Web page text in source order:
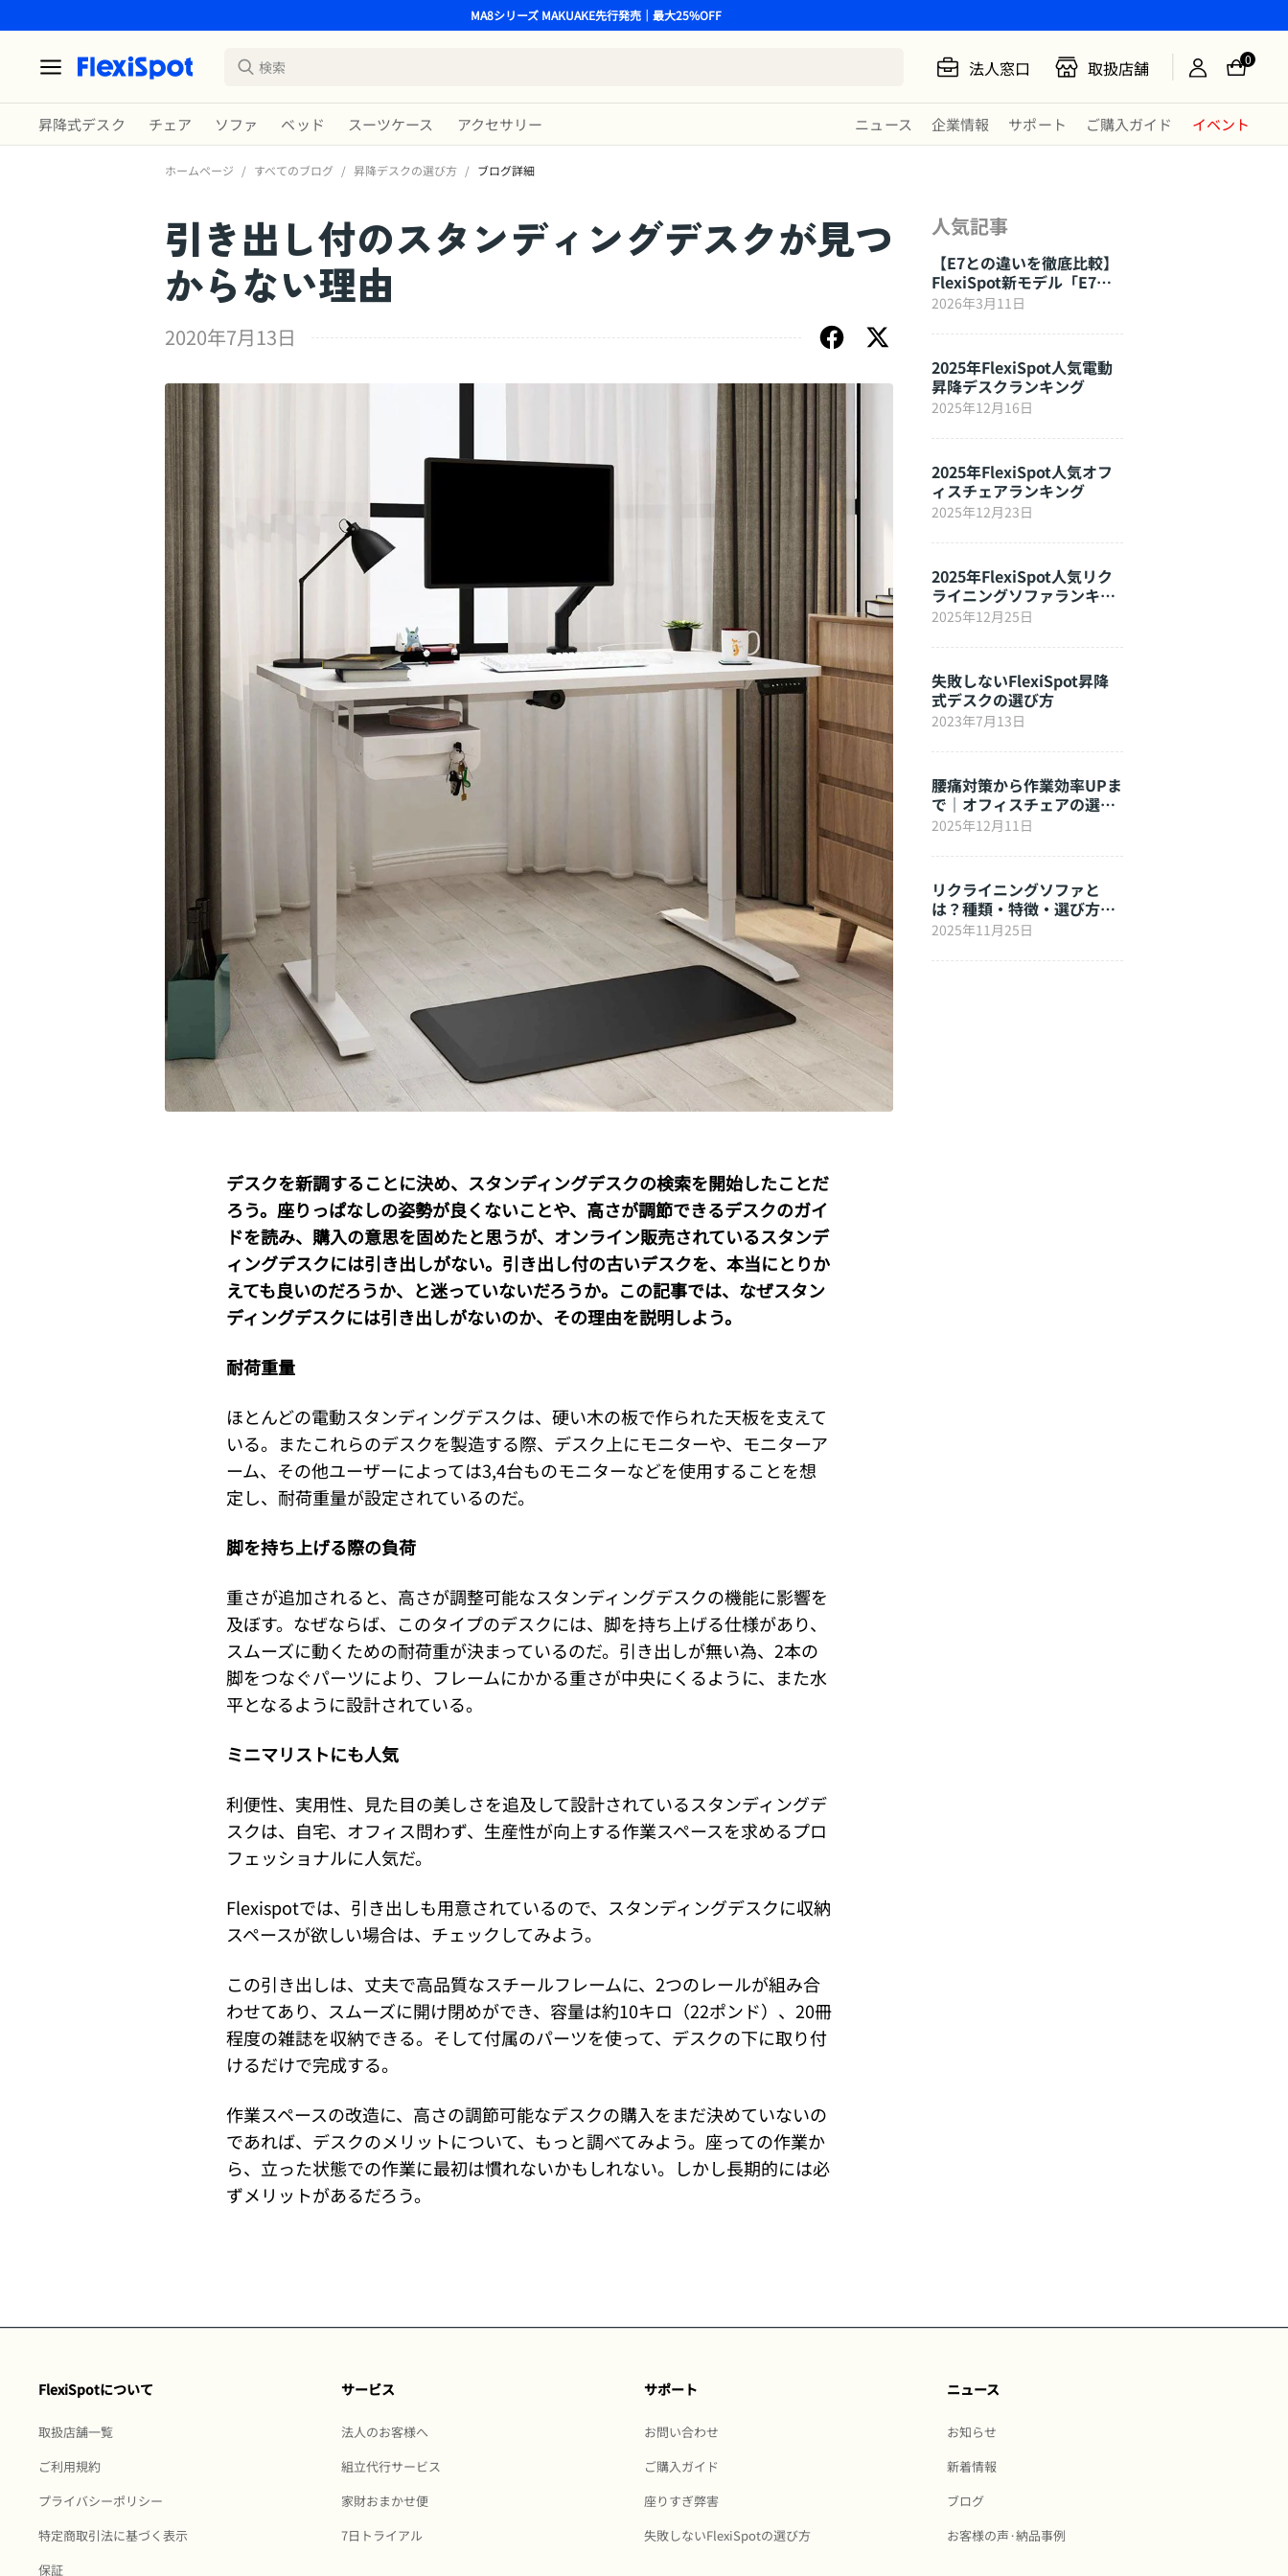
MA8シリーズ MAKUAKE先行発売｜最大25%OFF
法人窓口 取扱店舗 0
昇降式デスク チェア ソファ ベッド スーツケース アクセサリー ニュース 企業情報 サポート ご購入ガイド イベント
ホームページ / すべてのブログ / 昇降デスクの選び方 / ブログ詳細
引き出し付のスタンディングデスクが見つ
からない理由
2020年7月13日
デスクを新調することに決め、スタンディングデスクの検索を開始したことだ
ろう。座りっぱなしの姿勢が良くないことや、高さが調節できるデスクのガイ
ドを読み、購入の意思を固めたと思うが、オンライン販売されているスタンデ
ィングデスクには引き出しがない。引き出し付の古いデスクを、本当にとりか
えても良いのだろうか、と迷っていないだろうか。この記事では、なぜスタン
ディングデスクには引き出しがないのか、その理由を説明しよう。
耐荷重量
ほとんどの電動スタンディングデスクは、硬い木の板で作られた天板を支えて
いる。またこれらのデスクを製造する際、デスク上にモニターや、モニターア
ーム、その他ユーザーによっては3,4台ものモニターなどを使用することを想
定し、耐荷重量が設定されているのだ。
脚を持ち上げる際の負荷
重さが追加されると、高さが調整可能なスタンディングデスクの機能に影響を
及ぼす。なぜならば、このタイプのデスクには、脚を持ち上げる仕様があり、
スムーズに動くための耐荷重が決まっているのだ。引き出しが無い為、2本の
脚をつなぐパーツにより、フレームにかかる重さが中央にくるように、また水
平となるように設計されている。
ミニマリストにも人気
利便性、実用性、見た目の美しさを追及して設計されているスタンディングデ
スクは、自宅、オフィス問わず、生産性が向上する作業スペースを求めるプロ
フェッショナルに人気だ。
Flexispotでは、引き出しも用意されているので、スタンディングデスクに収納
スペースが欲しい場合は、チェックしてみよう。
この引き出しは、丈夫で高品質なスチールフレームに、2つのレールが組み合
わせてあり、スムーズに開け閉めができ、容量は約10キロ（22ポンド）、20冊
程度の雑誌を収納できる。そして付属のパーツを使って、デスクの下に取り付
けるだけで完成する。
作業スペースの改造に、高さの調節可能なデスクの購入をまだ決めていないの
であれば、デスクのメリットについて、もっと調べてみよう。座っての作業か
ら、立った状態での作業に最初は慣れないかもしれない。しかし長期的には必
ずメリットがあるだろう。
人気記事
【E7との違いを徹底比較】
FlexiSpot新モデル「E7
Click」はここが進化した
2026年3月11日
2025年FlexiSpot人気電動
昇降デスクランキング
2025年12月16日
2025年FlexiSpot人気オフ
ィスチェアランキング
2025年12月23日
2025年FlexiSpot人気リク
ライニングソファランキン
グ
2025年12月25日
失敗しないFlexiSpot昇降
式デスクの選び方
2023年7月13日
腰痛対策から作業効率UPま
で｜オフィスチェアの選び
方完全ガイド
2025年12月11日
リクライニングソファと
は？種類・特徴・選び方を
徹底解説
2025年11月25日
FlexiSpotについて
取扱店舗一覧
ご利用規約
プライバシーポリシー
特定商取引法に基づく表示
保証
サービス
法人のお客様へ
組立代行サービス
家財おまかせ便
7日トライアル
サポート
お問い合わせ
ご購入ガイド
座りすぎ弊害
失敗しないFlexiSpotの選び方
ニュース
お知らせ
新着情報
ブログ
お客様の声·納品事例